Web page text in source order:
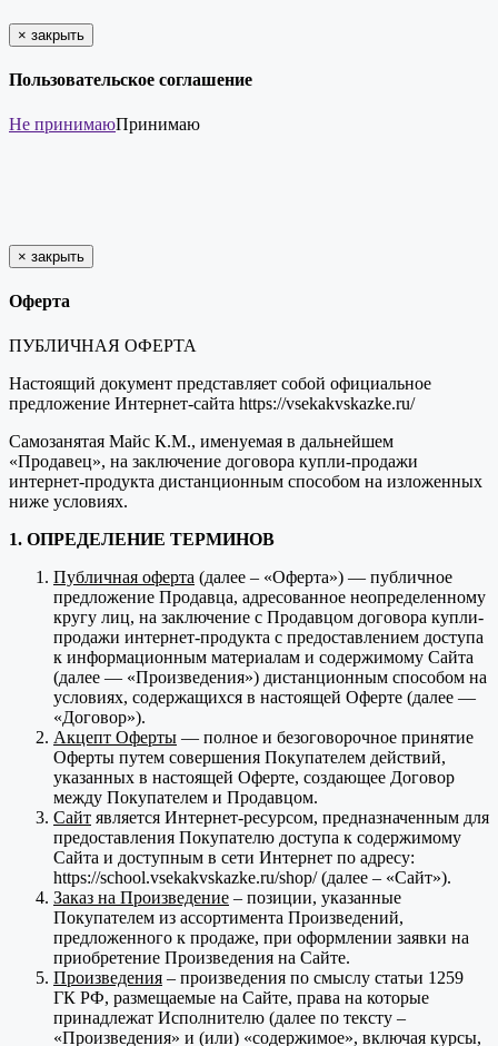
× закрыть
Пользовательское соглашение
Не принимаюПринимаю
× закрыть
Оферта
ПУБЛИЧНАЯ ОФЕРТА
Настоящий документ представляет собой официальное
предложение Интернет-сайта https://vsekakvskazke.ru/
Самозанятая Майс К.М., именуемая в дальнейшем
«Продавец», на заключение договора купли-продажи
интернет-продукта дистанционным способом на изложенных
ниже условиях.
1. ОПРЕДЕЛЕНИЕ ТЕРМИНОВ
Публичная оферта (далее – «Оферта») — публичное
предложение Продавца, адресованное неопределенному
кругу лиц, на заключение с Продавцом договора купли-
продажи интернет-продукта с предоставлением доступа
к информационным материалам и содержимому Сайта
(далее — «Произведения») дистанционным способом на
условиях, содержащихся в настоящей Оферте (далее —
«Договор»).
Акцепт Оферты — полное и безоговорочное принятие
Оферты путем совершения Покупателем действий,
указанных в настоящей Оферте, создающее Договор
между Покупателем и Продавцом.
Сайт является Интернет-ресурсом, предназначенным для
предоставления Покупателю доступа к содержимому
Сайта и доступным в сети Интернет по адресу:
https://school.vsekakvskazke.ru/shop/ (далее – «Сайт»).
Заказ на Произведение – позиции, указанные
Покупателем из ассортимента Произведений,
предложенного к продаже, при оформлении заявки на
приобретение Произведения на Сайте.
Произведения – произведения по смыслу статьи 1259
ГК РФ, размещаемые на Сайте, права на которые
принадлежат Исполнителю (далее по тексту –
«Произведения» и (или) «содержимое», включая курсы,